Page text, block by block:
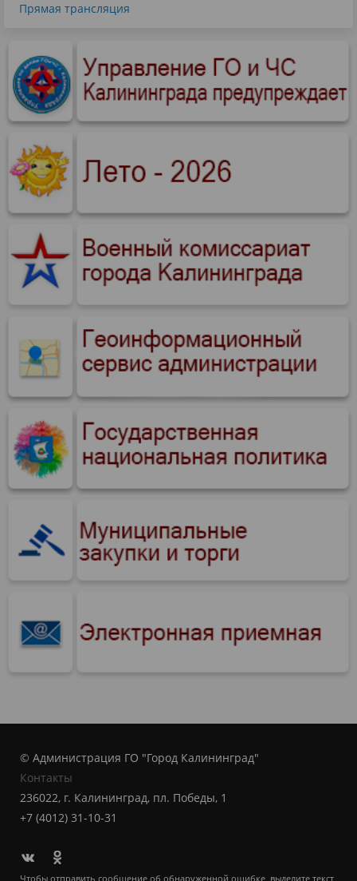
Прямая трансляция
© Администрация ГО "Город Калининград"
Контакты
236022, г. Калининград, пл. Победы, 1
+7 (4012) 31-10-31
Чтобы отправить сообщение об обнаруженной ошибке, выделите текст